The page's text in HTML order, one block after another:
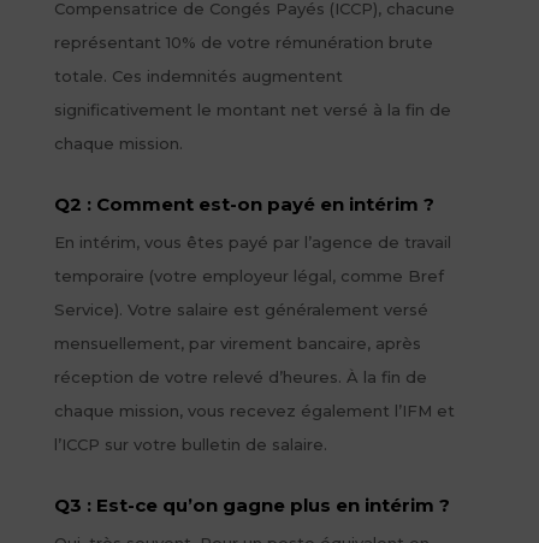
Compensatrice de Congés Payés (ICCP), chacune
représentant 10% de votre rémunération brute
totale. Ces indemnités augmentent
significativement le montant net versé à la fin de
chaque mission.
Q2 : Comment est-on payé en intérim ?
En intérim, vous êtes payé par l’agence de travail
temporaire (votre employeur légal, comme Bref
Service). Votre salaire est généralement versé
mensuellement, par virement bancaire, après
réception de votre relevé d’heures. À la fin de
chaque mission, vous recevez également l’IFM et
l’ICCP sur votre bulletin de salaire.
Q3 : Est-ce qu’on gagne plus en intérim ?